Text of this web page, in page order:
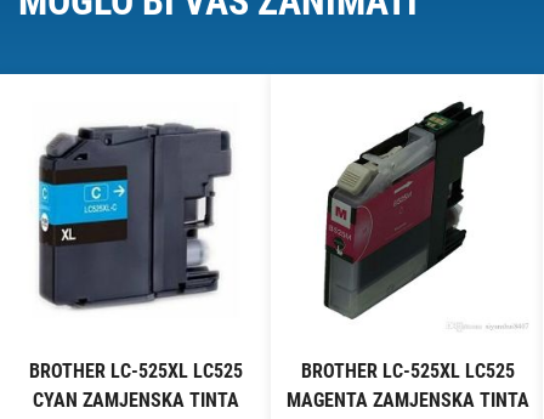
BROTHER LC-525XL LC525
CYAN ZAMJENSKA TINTA
BROTHER LC-525XL LC525
MAGENTA ZAMJENSKA TINTA